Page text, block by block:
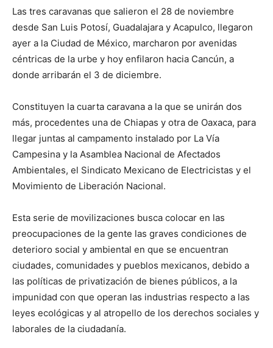
Las tres caravanas que salieron el 28 de noviembre
desde San Luis Potosí, Guadalajara y Acapulco, llegaron
ayer a la Ciudad de México, marcharon por avenidas
céntricas de la urbe y hoy enfilaron hacia Cancún, a
donde arribarán el 3 de diciembre.
Constituyen la cuarta caravana a la que se unirán dos
más, procedentes una de Chiapas y otra de Oaxaca, para
llegar juntas al campamento instalado por La Vía
Campesina y la Asamblea Nacional de Afectados
Ambientales, el Sindicato Mexicano de Electricistas y el
Movimiento de Liberación Nacional.
Esta serie de movilizaciones busca colocar en las
preocupaciones de la gente las graves condiciones de
deterioro social y ambiental en que se encuentran
ciudades, comunidades y pueblos mexicanos, debido a
las políticas de privatización de bienes públicos, a la
impunidad con que operan las industrias respecto a las
leyes ecológicas y al atropello de los derechos sociales y
laborales de la ciudadanía.